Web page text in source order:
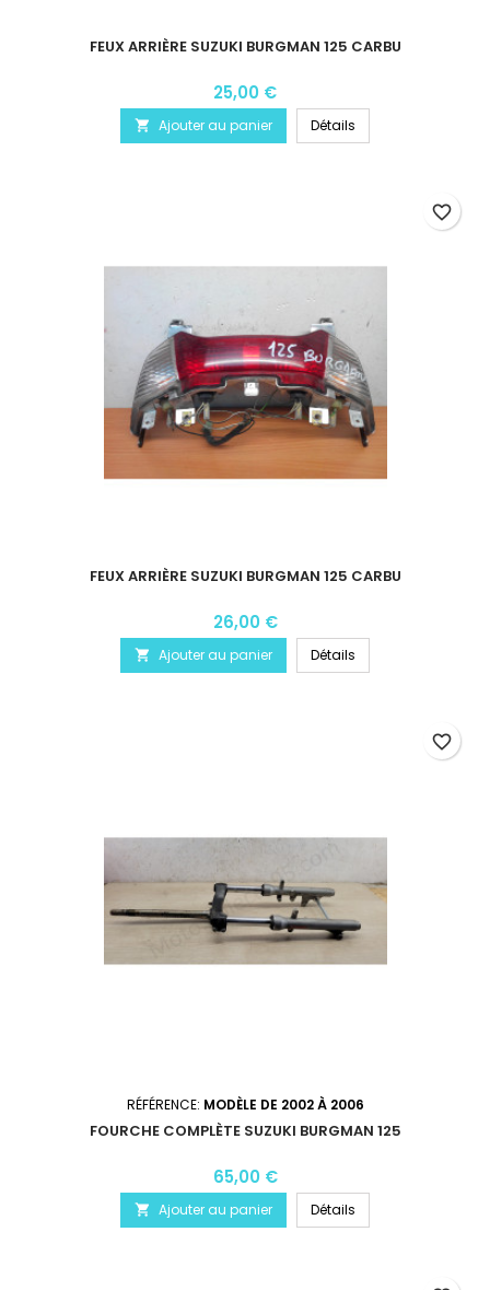
FEUX ARRIÈRE SUZUKI BURGMAN 125 CARBU
25,00 €
 Ajouter au panier Détails
FEUX ARRIÈRE SUZUKI BURGMAN 125 CARBU
26,00 €
 Ajouter au panier Détails
favorite_border
RÉFÉRENCE: MODÈLE DE 2002 À 2006
FOURCHE COMPLÈTE SUZUKI BURGMAN 125
65,00 €
 Ajouter au panier Détails
favorite_border